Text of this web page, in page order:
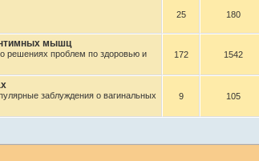
25 180
мышц
решениях проблем по здоровью и
172 1542
заблуждения о вагинальных
9 105